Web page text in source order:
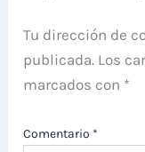
Tu dirección de
publicada. Los
marcados con *
Comentario *